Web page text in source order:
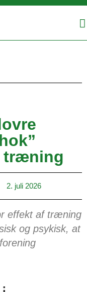
træning
2. juli 2026
effekt af træning
og psykisk, at